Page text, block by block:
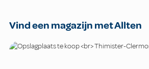
Vind een magazijn met Allten